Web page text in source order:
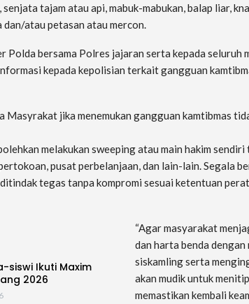
tajam atau api, mabuk-mabukan, balap liar,
dan/atau petasan atau mercon.
Polda bersama Polres jajaran serta kepada seluruh
kepada kepolisian terkait gangguan
Masyrakat jika menemukan gangguan kamtibmas
melakukan sweeping atau main hakim sendiri
pusat perbelanjaan, dan lain-lain. Segala
tegas tanpa kompromi sesuai ketentuan
siswi Ikuti Maxim
2026
“Agar masyarakat
dan harta benda
siskamling serta
akan mudik untuk
memastikan kembali